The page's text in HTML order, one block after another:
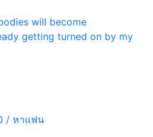
will become
getting turned on by my